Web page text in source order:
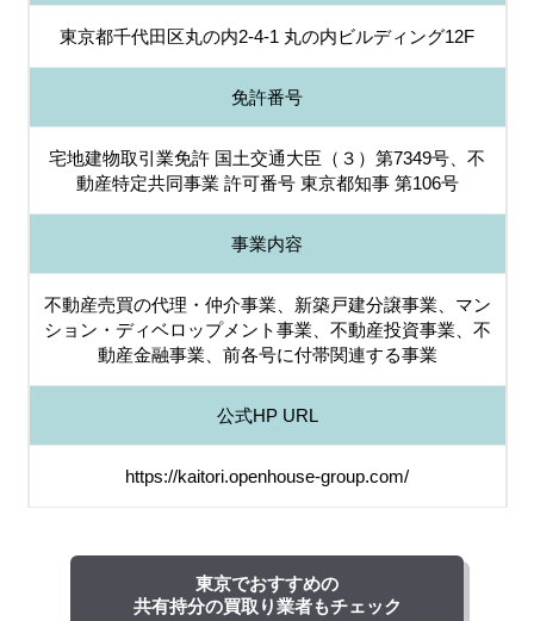
東京都千代田区丸の内2-4-1 丸の内ビルディング12F
免許番号
宅地建物取引業免許 国土交通大臣（３）第7349号、不
動産特定共同事業 許可番号 東京都知事 第106号
事業内容
不動産売買の代理・仲介事業、新築戸建分譲事業、マン
ション・ディベロップメント事業、不動産投資事業、不
動産金融事業、前各号に付帯関連する事業
公式HP URL
https://kaitori.openhouse-group.com/
東京でおすすめの
共有持分の買取り業者もチェック